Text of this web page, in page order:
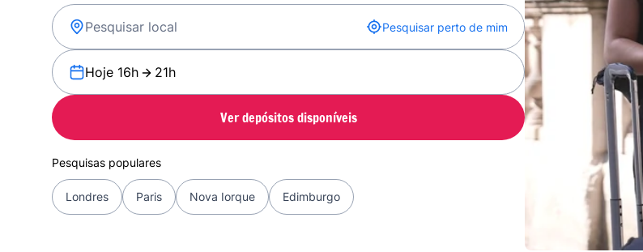
Pesquisar perto de mim
Hoje 16h 21h
Ver depósitos disponíveis
Pesquisas populares
Londres Paris Nova Iorque Edimburgo